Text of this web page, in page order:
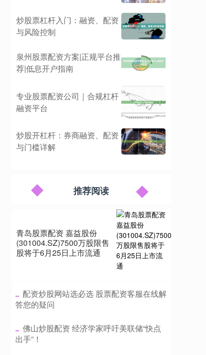
炒股票杠杆入门：融资、配资
与风险控制
泉州股票配资方案|正规平台推
荐|低息开户指南
专业股票配资公司｜合规杠杆
融资平台
炒股开杠杆：券商融资、配资
与门槛详解
推荐阅读
青岛股票配资 嘉益股份
(301004.SZ)7500万股限售
股将于6月25日上市流通
​配资炒股网站选必选 股票配资客服在线解
答您的疑问
​佛山炒股配资 经济学家呼吁美联储“快点
出手”！